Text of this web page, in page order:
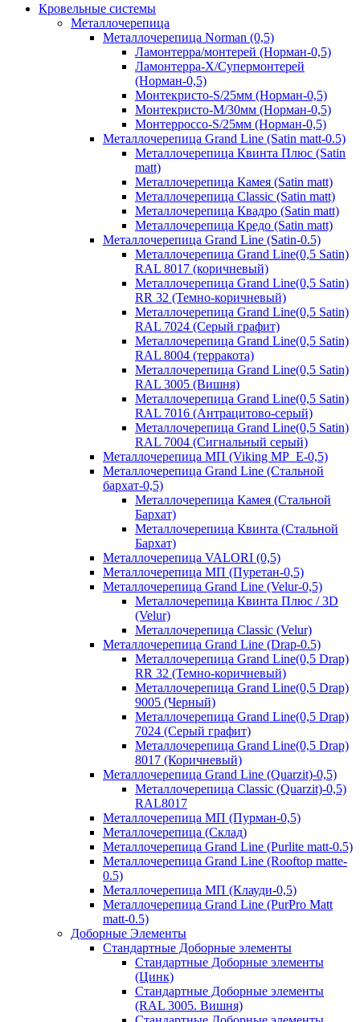
Кровельные системы
Металлочерепица
Металлочерепица Norman (0,5)
Ламонтерра/монтерей (Норман-0,5)
Ламонтерра-Х/Супермонтерей
(Норман-0,5)
Монтекристо-S/25мм (Норман-0,5)
Монтекристо-M/30мм (Норман-0,5)
Монтерроссо-S/25мм (Норман-0,5)
Металлочерепица Grand Line (Satin matt-0.5)
Металлочерепица Квинта Плюс (Satin
matt)
Металлочерепица Камея (Satin matt)
Металлочерепица Classic (Satin matt)
Металлочерепица Квадро (Satin matt)
Металлочерепица Кредо (Satin matt)
Металлочерепица Grand Line (Satin-0.5)
Металлочерепица Grand Line(0,5 Satin)
RAL 8017 (коричневый)
Металлочерепица Grand Line(0,5 Satin)
RR 32 (Темно-коричневый)
Металлочерепица Grand Line(0,5 Satin)
RAL 7024 (Серый графит)
Металлочерепица Grand Line(0,5 Satin)
RAL 8004 (терракота)
Металлочерепица Grand Line(0,5 Satin)
RAL 3005 (Вишня)
Металлочерепица Grand Line(0,5 Satin)
RAL 7016 (Антрацитово-серый)
Металлочерепица Grand Line(0,5 Satin)
RAL 7004 (Сигнальный серый)
Металлочерепица МП (Viking MP_E-0,5)
Металлочерепица Grand Line (Стальной
бархат-0,5)
Металлочерепица Камея (Стальной
Бархат)
Металлочерепица Квинта (Стальной
Бархат)
Металлочерепица VALORI (0,5)
Металлочерепица МП (Пуретан-0,5)
Металлочерепица Grand Line (Velur-0,5)
Металлочерепица Квинта Плюс / 3D
(Velur)
Металлочерепица Classic (Velur)
Металлочерепица Grand Line (Drap-0.5)
Металлочерепица Grand Line(0,5 Drap)
RR 32 (Темно-коричневый)
Металлочерепица Grand Line(0,5 Drap)
9005 (Черный)
Металлочерепица Grand Line(0,5 Drap)
7024 (Серый графит)
Металлочерепица Grand Line(0,5 Drap)
8017 (Коричневый)
Металлочерепица Grand Line (Quarzit)-0,5)
Металлочерепица Classic (Quarzit)-0,5)
RAL8017
Металлочерепица МП (Пурман-0,5)
Металлочерепица (Склад)
Металлочерепица Grand Line (Purlite matt-0.5)
Металлочерепица Grand Line (Rooftop matte-
0.5)
Металлочерепица МП (Клауди-0,5)
Металлочерепица Grand Line (PurPro Matt
matt-0.5)
Доборные Элементы
Стандартные Доборные элементы
Стандартные Доборные элементы
(Цинк)
Стандартные Доборные элементы
(RAL 3005. Вишня)